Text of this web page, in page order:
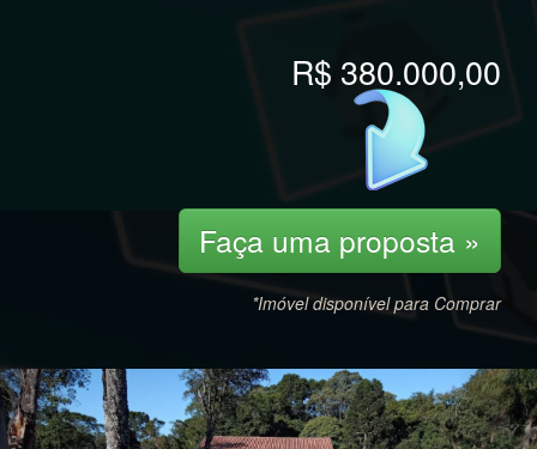
R$ 380.000,00
Faça uma proposta »
*Imóvel disponível para Comprar
Previous